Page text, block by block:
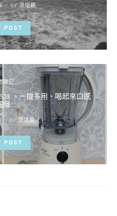
BY 流氓顆
POST
雜記
，一機多用、喝起來口感
緻
BY 流氓顆
POST